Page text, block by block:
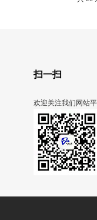
扫一扫
欢迎关注我们网站